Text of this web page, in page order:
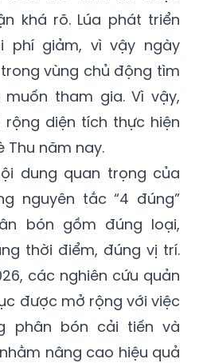
khá rõ. Lúa phát triển
phí giảm, vì vậy ngày
vùng chủ động tìm
tham gia. Vì vậy,
rộng diện tích thực hiện
Thu năm nay.
dung quan trọng của
nguyên tắc “4 đúng”
bón gồm đúng loại,
thời điểm, đúng vị trí.
các nghiên cứu quản
được mở rộng với việc
phân bón cải tiến và
nâng cao hiệu quả